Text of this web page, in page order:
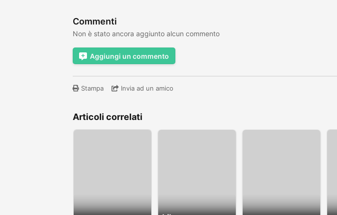
Commenti
Non è stato ancora aggiunto alcun commento
Aggiungi un commento
Stampa Invia ad un amico
Articoli correlati